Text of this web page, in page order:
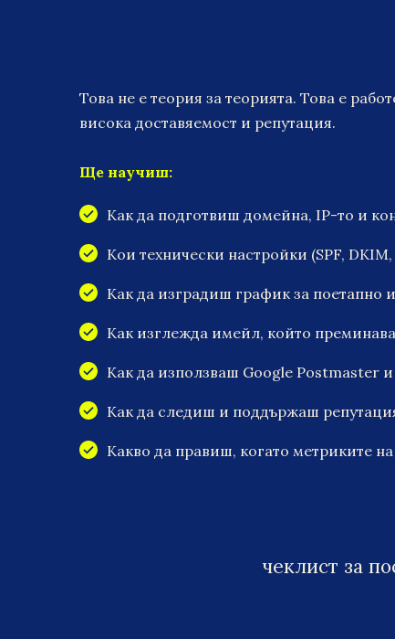
Това не е теория за теорията. Това е
висока доставяемост и репутация.
Ще научиш:
Как да подготвиш домейна, IP-то и
Кои технически настройки (SPF,
Как да изградиш график за поетапно
Как изглежда имейл, който
Как да използваш Google Postmaster
Как да следиш и поддържаш
Какво да правиш, когато метриките
чеклист за